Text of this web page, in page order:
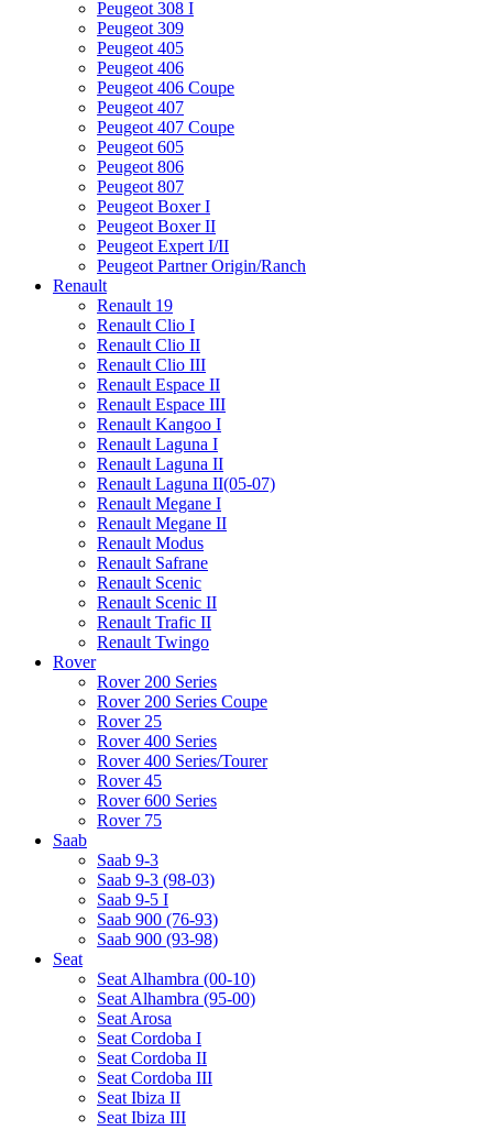
Peugeot 308 I
Peugeot 309
Peugeot 405
Peugeot 406
Peugeot 406 Coupe
Peugeot 407
Peugeot 407 Coupe
Peugeot 605
Peugeot 806
Peugeot 807
Peugeot Boxer I
Peugeot Boxer II
Peugeot Expert I/II
Peugeot Partner Origin/Ranch
Renault
Renault 19
Renault Clio I
Renault Clio II
Renault Clio III
Renault Espace II
Renault Espace III
Renault Kangoo I
Renault Laguna I
Renault Laguna II
Renault Laguna II(05-07)
Renault Megane I
Renault Megane II
Renault Modus
Renault Safrane
Renault Scenic
Renault Scenic II
Renault Trafic II
Renault Twingo
Rover
Rover 200 Series
Rover 200 Series Coupe
Rover 25
Rover 400 Series
Rover 400 Series/Tourer
Rover 45
Rover 600 Series
Rover 75
Saab
Saab 9-3
Saab 9-3 (98-03)
Saab 9-5 I
Saab 900 (76-93)
Saab 900 (93-98)
Seat
Seat Alhambra (00-10)
Seat Alhambra (95-00)
Seat Arosa
Seat Cordoba I
Seat Cordoba II
Seat Cordoba III
Seat Ibiza II
Seat Ibiza III